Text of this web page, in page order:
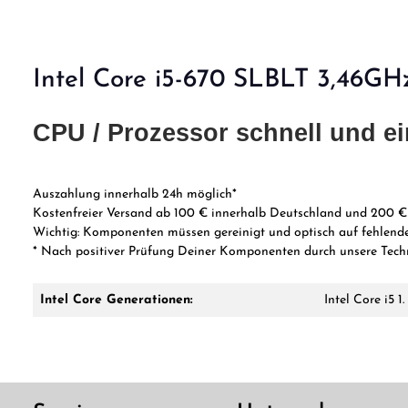
Intel Core i5-670 SLBLT
CPU / Prozessor schnell und
Auszahlung innerhalb 24h möglich*
Kostenfreier Versand ab 100 € innerhalb Deutschland und 200
Wichtig: Komponenten müssen gereinigt und optisch auf
* Nach positiver Prüfung Deiner Komponenten durch unsere
Intel Core Generationen: Intel Core i5